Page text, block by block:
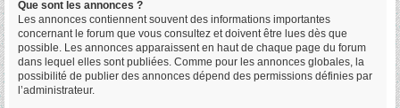
Que sont les annonces ?
Les annonces contiennent souvent des informations importantes
concernant le forum que vous consultez et doivent être lues dès que
possible. Les annonces apparaissent en haut de chaque page du forum
dans lequel elles sont publiées. Comme pour les annonces globales, la
possibilité de publier des annonces dépend des permissions définies par
l’administrateur.